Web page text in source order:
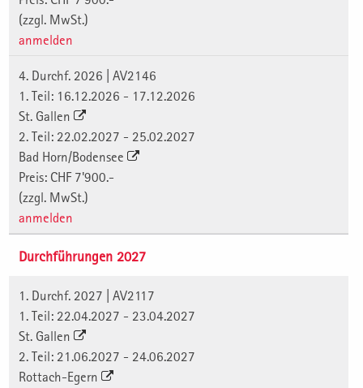
(zzgl. MwSt.)
anmelden
4. Durchf. 2026 | AV2146
1. Teil: 16.12.2026 - 17.12.2026
St. Gallen
2. Teil: 22.02.2027 - 25.02.2027
Bad Horn/Bodensee
Preis: CHF 7'900.-
(zzgl. MwSt.)
anmelden
Durchführungen 2027
1. Durchf. 2027 | AV2117
1. Teil: 22.04.2027 - 23.04.2027
St. Gallen
2. Teil: 21.06.2027 - 24.06.2027
Rottach-Egern